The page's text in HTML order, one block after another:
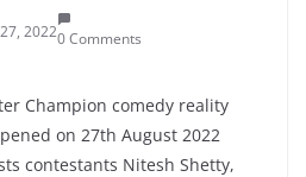
20220 Comments
Champion comedy reality
on 27th August 2022
contestants Nitesh Shetty,